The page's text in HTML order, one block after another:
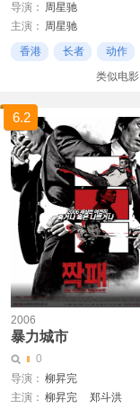
导演： 周星驰
主演： 周星驰
安妮·海瑟薇
香港 长者
动作
类似电影
6.2
2006
暴力城市
0
导演： 柳昇完
主演： 柳昇完
郑斗洪